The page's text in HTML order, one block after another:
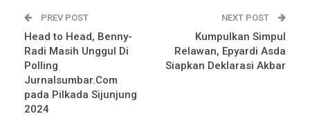
PREV POST
Head to Head, Benny-
Radi Masih Unggul Di
Polling
Jurnalsumbar.Com
pada Pilkada Sijunjung
2024
NEXT POST
Kumpulkan Simpul
Relawan, Epyardi Asda
Siapkan Deklarasi Akbar